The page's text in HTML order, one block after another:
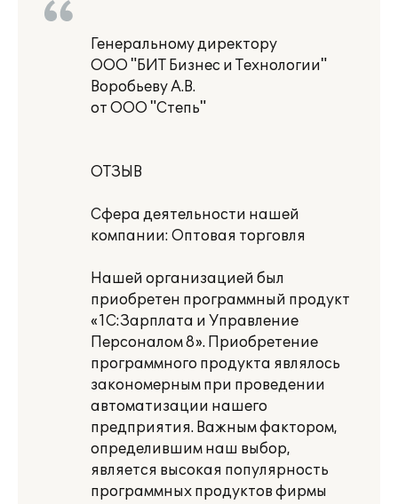
Генеральному директору
ООО "БИТ Бизнес и Технологии"
Воробьеву А.В.
от ООО "Степь"
ОТЗЫВ
Сфера деятельности нашей
компании: Оптовая торговля
Нашей организацией был
приобретен программный продукт
«1С:Зарплата и Управление
Персоналом 8». Приобретение
программного продукта являлось
закономерным при проведении
автоматизации нашего
предприятия. Важным фактором,
определившим наш выбор,
является высокая популярность
программных продуктов фирмы